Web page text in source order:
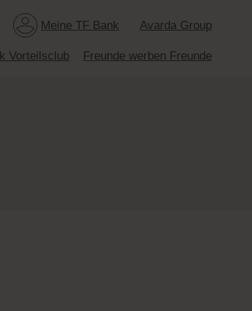
Vorteilsclub Freunde werben Freunde
Meine TF Bank Avarda Group